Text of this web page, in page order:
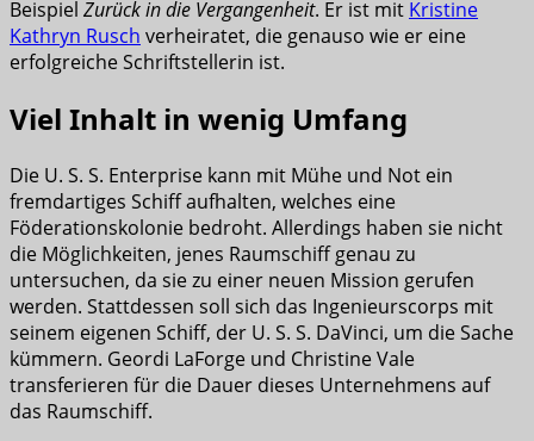
Beispiel Zurück in die Vergangenheit. Er ist mit Kristine
Kathryn Rusch verheiratet, die genauso wie er eine
erfolgreiche Schriftstellerin ist.
Viel Inhalt in wenig Umfang
Die U. S. S. Enterprise kann mit Mühe und Not ein
fremdartiges Schiff aufhalten, welches eine
Föderationskolonie bedroht. Allerdings haben sie nicht
die Möglichkeiten, jenes Raumschiff genau zu
untersuchen, da sie zu einer neuen Mission gerufen
werden. Stattdessen soll sich das Ingenieurscorps mit
seinem eigenen Schiff, der U. S. S. DaVinci, um die Sache
kümmern. Geordi LaForge und Christine Vale
transferieren für die Dauer dieses Unternehmens auf
das Raumschiff.